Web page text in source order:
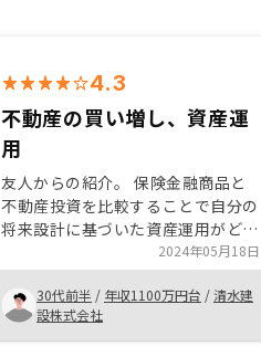
4.3
不動産の買い増し、資産運
用
友人からの紹介。 保険金融商品と
不動産投資を比較することで自分の
将来設計に基づいた資産運用がどち
らに向いているのか等理解しながら
購入に至った。 年収が上がるたび
に買い増しをしている。 ある程度
のリスクがあることは認識している
がサラリーマンとしては出来る時に
2024年05月18日
30代前半 / 年収1100万円台 /清水建
設株式会社